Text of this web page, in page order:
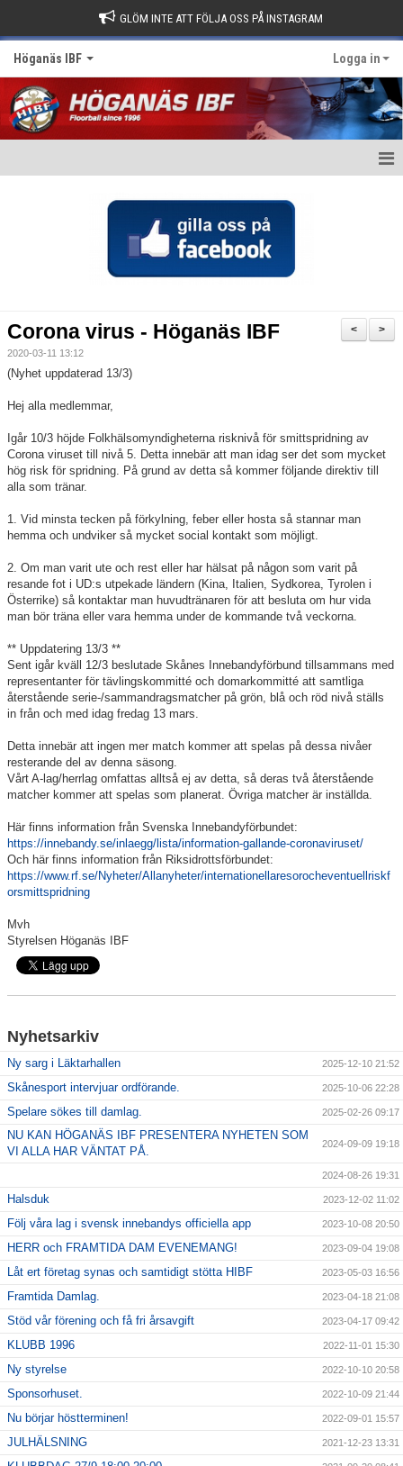
GLÖM INTE ATT FÖLJA OSS PÅ INSTAGRAM
Höganäs IBF Logga in
Kalender
Dokument
Matcher
Sponsor
KLUBB 1996
Styrelsen
>
<
Corona virus - Höganäs IBF
2020-03-11 13:12
(Nyhet uppdaterad 13/3)
Hej alla medlemmar,
Igår 10/3 höjde Folkhälsomyndigheterna risknivå för smittspridning av
Corona viruset till nivå 5. Detta innebär att man idag ser det som mycket
hög risk för spridning. På grund av detta så kommer följande direktiv till
alla som tränar.
1. Vid minsta tecken på förkylning, feber eller hosta så stannar man
hemma och undviker så mycket social kontakt som möjligt.
2. Om man varit ute och rest eller har hälsat på någon som varit på
resande fot i UD:s utpekade ländern (Kina, Italien, Sydkorea, Tyrolen i
Österrike) så kontaktar man huvudtränaren för att besluta om hur vida
man bör träna eller vara hemma under de kommande två veckorna.
** Uppdatering 13/3 **
Sent igår kväll 12/3 beslutade Skånes Innebandyförbund tillsammans med
representanter för tävlingskommitté och domarkommitté att samtliga
återstående serie-/sammandragsmatcher på grön, blå och röd nivå ställs
in från och med idag fredag 13 mars.
Detta innebär att ingen mer match kommer att spelas på dessa nivåer
resterande del av denna säsong.
Vårt A-lag/herrlag omfattas alltså ej av detta, så deras två återstående
matcher kommer att spelas som planerat. Övriga matcher är inställda.
Här finns information från Svenska Innebandyförbundet:
https://innebandy.se/inlaegg/lista/information-gallande-coronaviruset/
Och här finns information från Riksidrottsförbundet:
https://www.rf.se/Nyheter/Allanyheter/internationellaresorocheventuellriskf
orsmittspridning
Mvh
Styrelsen Höganäs IBF
Nyhetsarkiv
Ny sarg i Läktarhallen 2025-12-10 21:52
Skånesport intervjuar ordförande. 2025-10-06 22:28
Spelare sökes till damlag. 2025-02-26 09:17
NU KAN HÖGANÄS IBF PRESENTERA NYHETEN SOM
VI ALLA HAR VÄNTAT PÅ.
2024-09-09 19:18
2024-08-26 19:31
Halsduk 2023-12-02 11:02
Följ våra lag i svensk innebandys officiella app 2023-10-08 20:50
HERR och FRAMTIDA DAM EVENEMANG! 2023-09-04 19:08
Låt ert företag synas och samtidigt stötta HIBF 2023-05-03 16:56
Framtida Damlag. 2023-04-18 21:08
Stöd vår förening och få fri årsavgift 2023-04-17 09:42
KLUBB 1996 2022-11-01 15:30
Ny styrelse 2022-10-10 20:58
Sponsorhuset. 2022-10-09 21:44
Nu börjar höstterminen! 2022-09-01 15:57
JULHÄLSNING 2021-12-23 13:31